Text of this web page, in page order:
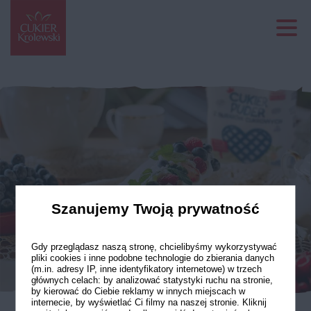
Szanujemy Twoją prywatność
Gdy przeglądasz naszą stronę, chcielibyśmy wykorzystywać
pliki cookies i inne podobne technologie do zbierania danych
(m.in. adresy IP, inne identyfikatory internetowe) w trzech
głównych celach: by analizować statystyki ruchu na stronie,
by kierować do Ciebie reklamy w innych miejscach w
internecie, by wyświetlać Ci filmy na naszej stronie. Kliknij